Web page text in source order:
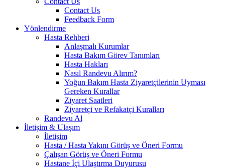
Contact Us
Feedback Form
Yönlendirme
Hasta Rehberi
Anlaşmalı Kurumlar
Hasta Bakım Görev Tanımları
Hasta Hakları
Nasıl Randevu Alırım?
Yoğun Bakım Hasta Ziyaretçilerinin Uyması
Gereken Kurallar
Ziyaret Saatleri
Ziyaretçi ve Refakatçi Kuralları
Randevu Al
İletişim & Ulaşım
İletişim
Hasta / Hasta Yakını Görüş ve Öneri Formu
Çalışan Görüş ve Öneri Formu
Hastane İçi Ulaştırma Duyurusu